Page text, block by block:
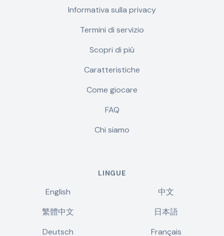
Informativa sulla privacy
Termini di servizio
Scopri di più
Caratteristiche
Come giocare
FAQ
Chi siamo
LINGUE
English
中文
繁體中文
日本語
Deutsch
Français